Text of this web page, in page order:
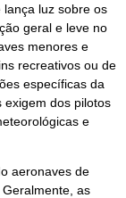
luz sobre os
geral e leve no
menores e
recreativos ou de
específicas da
exigem dos pilotos
e
aeronaves de
as